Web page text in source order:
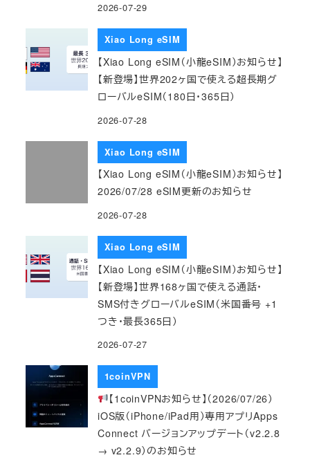
2026-07-29
Xiao Long eSIM
【Xiao Long eSIM（小龍eSIM）お知らせ】
【新登場】世界202ヶ国で使える超長期グ
ローバルeSIM（180日・365日）
2026-07-28
Xiao Long eSIM
【Xiao Long eSIM（小龍eSIM）お知らせ】
2026/07/28 eSIM更新のお知らせ
2026-07-28
Xiao Long eSIM
【Xiao Long eSIM（小龍eSIM）お知らせ】
【新登場】世界168ヶ国で使える通話・
SMS付きグローバルeSIM（米国番号 +1
つき・最長365日）
2026-07-27
1coinVPN
【1coinVPNお知らせ】（2026/07/26）
iOS版（iPhone/iPad用）専用アプリApps
Connect バージョンアップデート（v2.2.8
→ v2.2.9）のお知らせ